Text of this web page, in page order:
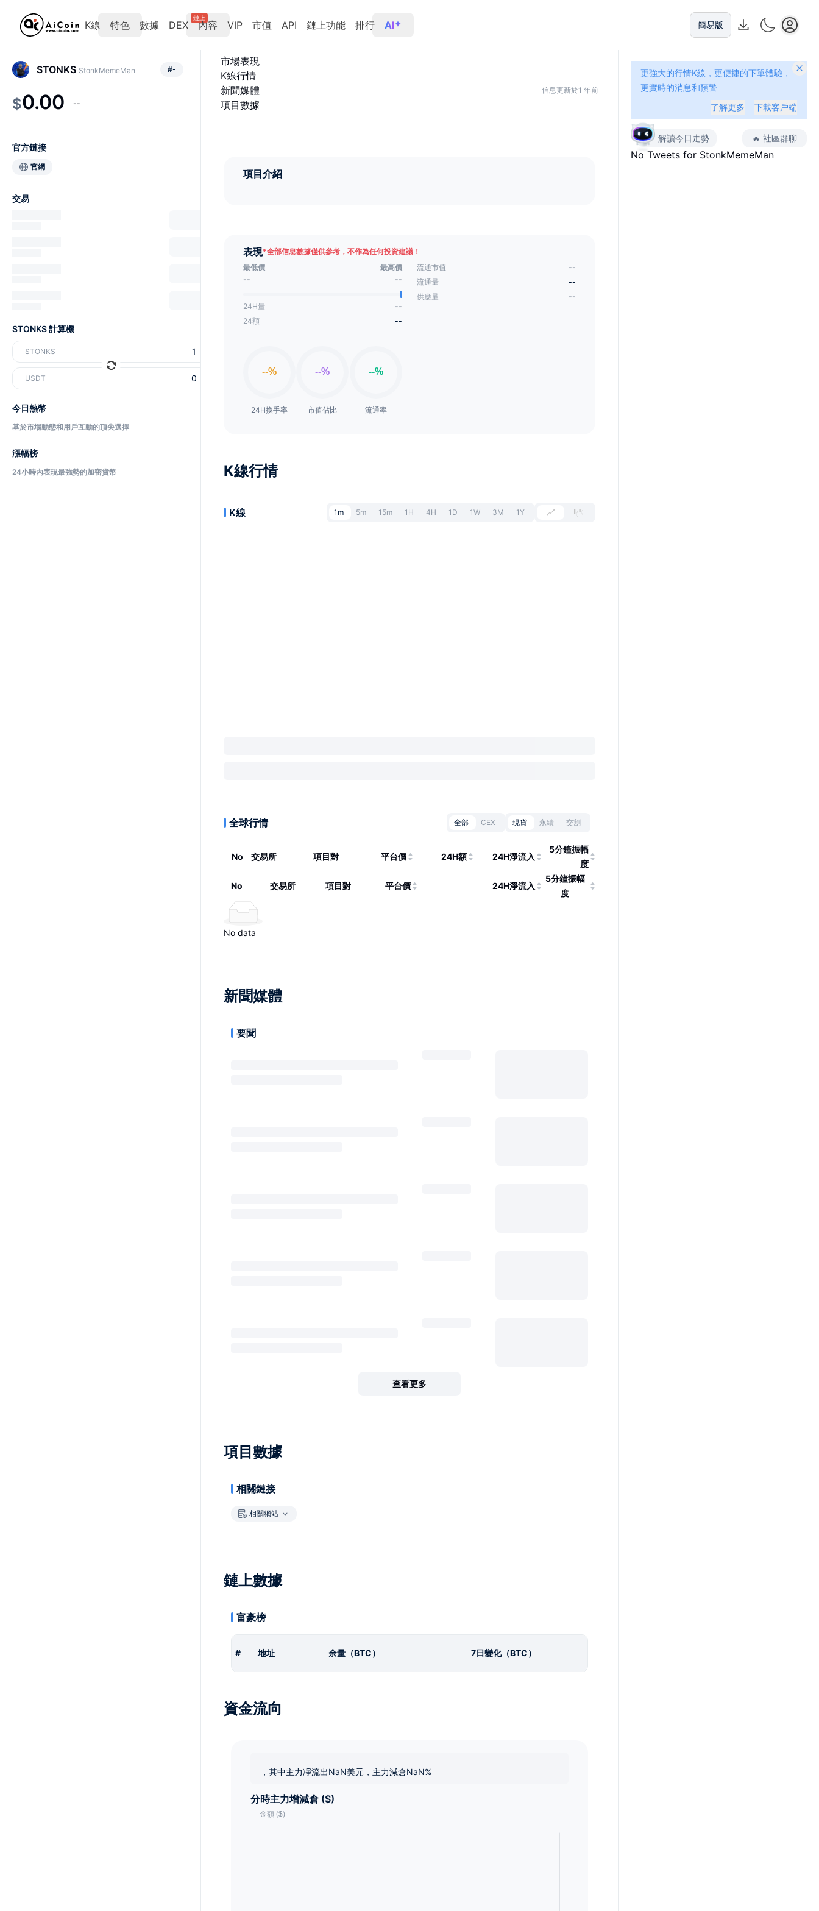
K線 特色 數據 DEX
鏈上
內容 VIP 市值 API 鏈上功能 排行 AI 簡易版
市場表現
K線行情
新聞媒體
項目數據
信息更新於1 年前
項目介紹
表現*全部信息數據僅供參考，不作為任何投資建議！
最低價
最高價
--
--
24H量
--
24額
--
24H換手率 市值佔比 流通率
流通市值
--
流通量
--
供應量
--
K線行情
K線 1m 5m 15m 1H 4H 1D 1W 3M 1Y
全球行情 全部 CEX 現貨 永續 交割
No 交易所 項目對 平台價 24H額 24H淨流入
5分鐘振幅
度
No 交易所 項目對 平台價 24H淨流入
5分鐘振幅
度
No data
STONKS StonkMemeMan #-
$0.00 --
官方鏈接
官網
交易
STONKS 計算機
STONKS
USDT
今日熱幣
基於市場動態和用戶互動的頂尖選擇
漲幅榜
24小時內表現最強勢的加密貨幣
更強大的行情K線，更便捷的下單體驗，
更實時的消息和預警
了解更多
下載客戶端
解讀今日走勢 🔥 社區群聊
No Tweets for StonkMemeMan
新聞媒體
要聞
查看更多
項目數據
相關鏈接
相關網站
鏈上數據
富豪榜
# 地址 余量（BTC） 7日變化（BTC）
資金流向
，其中主力凈流出NaN美元，主力減倉NaN%
分時主力增減倉 ($)